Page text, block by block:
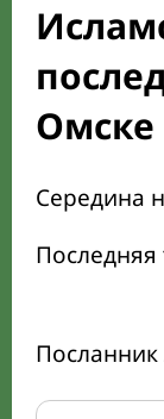
Омске
Середина
Последняя